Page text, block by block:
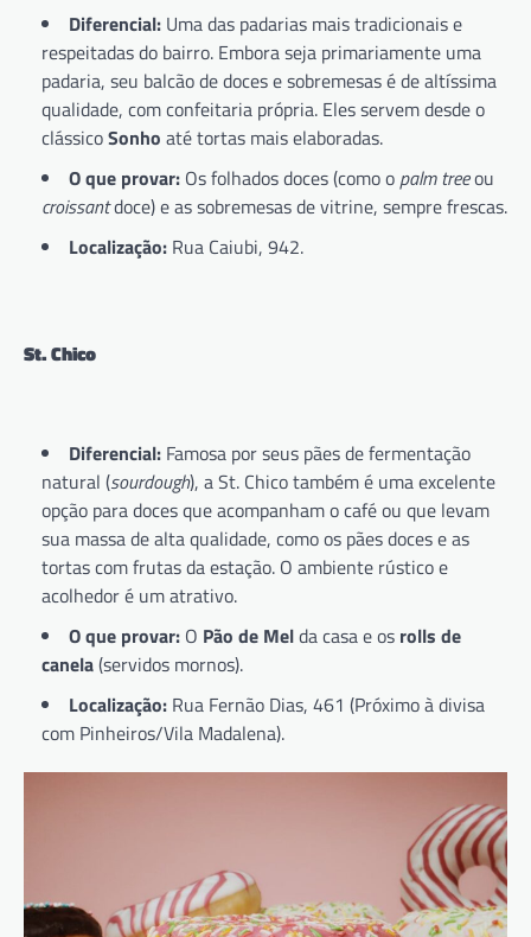
Diferencial: Uma das padarias mais tradicionais e
respeitadas do bairro. Embora seja primariamente uma
padaria, seu balcão de doces e sobremesas é de altíssima
qualidade, com confeitaria própria. Eles servem desde o
clássicoSonho até tortas mais elaboradas.
O que provar: Os folhados doces (como o palm treeou
croissantdoce) e as sobremesas de vitrine, sempre frescas.
Localização: Rua Caiubi, 942.
St. Chico
Diferencial: Famosa por seus pães de fermentação
natural (sourdough), a St. Chico também é uma excelente
opção para doces que acompanham o café ou que levam
sua massa de alta qualidade, como os pães doces e as
tortas com frutas da estação. O ambiente rústico e
acolhedor é um atrativo.
O que provar: O Pão de Melda casa e os rolls de
canela(servidos mornos).
Localização: Rua Fernão Dias, 461 (Próximo à divisa
com Pinheiros/Vila Madalena).